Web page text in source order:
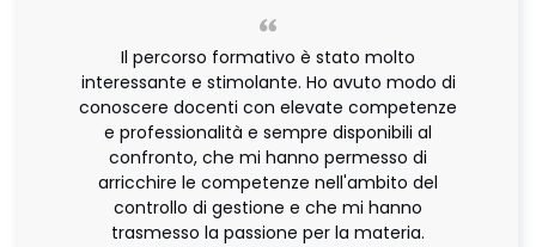
Il percorso formativo è stato molto
interessante e stimolante. Ho avuto modo di
conoscere docenti con elevate competenze
e professionalità e sempre disponibili al
confronto, che mi hanno permesso di
arricchire le competenze nell'ambito del
controllo di gestione e che mi hanno
trasmesso la passione per la materia.